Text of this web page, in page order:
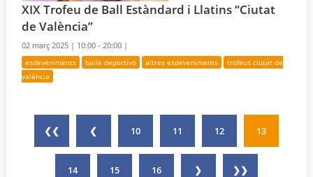
XIX Trofeu de Ball Estàndard i Llatins “Ciutat
de València”
02 març 2025 | 10:00 - 20:00 |
esdeveniments baile deportivo altres esdeveniments
trofeus ciutat de
valència
❮❮ ❮ 10 11 12 13
14 15 16 ❯ ❯❯